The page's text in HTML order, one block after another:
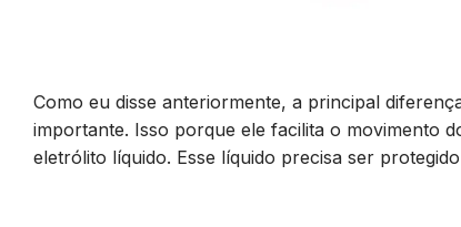
Como eu disse anteriormente, a principal
importante. Isso porque ele facilita o movimento
eletrólito líquido. Esse líquido precisa ser